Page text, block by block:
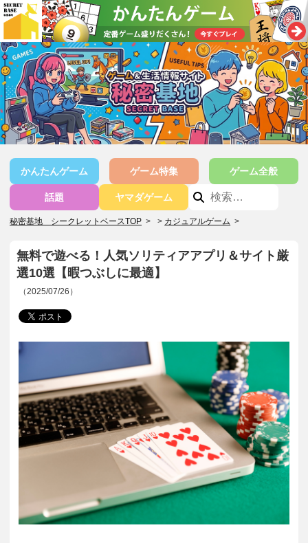
かんたんゲーム ゲーム特集 ゲーム全般
話題 ヤマダゲーム
秘密基地 シークレットベースTOP > カジュアルゲーム >
無料で遊べる！人気ソリティアアプリ＆サイト厳
選10選【暇つぶしに最適】
（2025/07/26）